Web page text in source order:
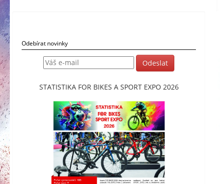
Odebírat novinky
STATISTIKA FOR BIKES A SPORT EXPO 2026